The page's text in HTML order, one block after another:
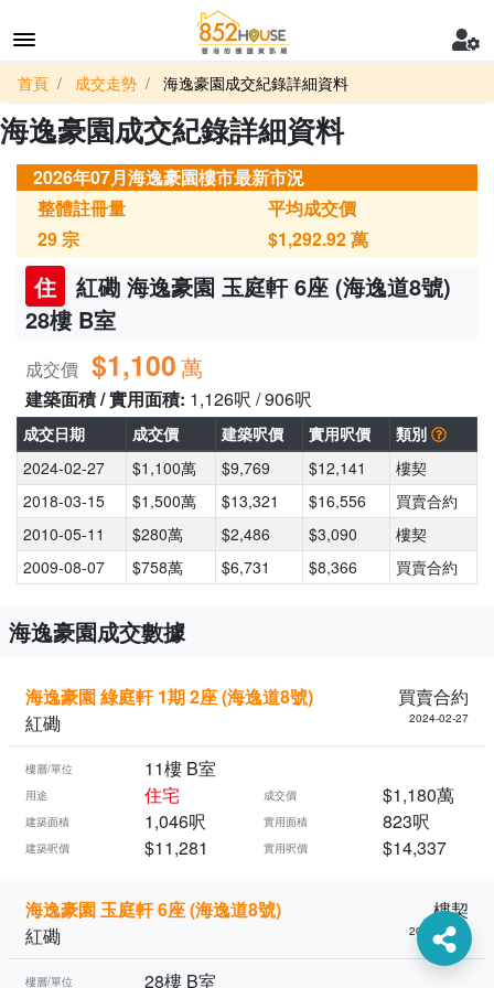
首頁 成交走勢 海逸豪園成交紀錄詳細資料
海逸豪園成交紀錄詳細資料
2026年07月海逸豪園樓市最新市況
整體註冊量
29宗
平均成交價
$1,292.92萬
住
紅磡 海逸豪園 玉庭軒 6座 (海逸道8號)
28樓 B室
成交價 $1,100萬
建築面積 / 實用面積: 1,126呎 / 906呎
成交日期 成交價 建築呎價 實用呎價
類別
2024-02-27
$1,100萬 $9,769 $12,141
樓契
2018-03-15
$1,500萬 $13,321 $16,556
買賣合約
2010-05-11
$280萬 $2,486 $3,090
樓契
2009-08-07
$758萬 $6,731 $8,366 買賣合約
海逸豪園成交數據
海逸豪園 綠庭軒 1期 2座 (海逸道8號)
買賣合約
紅磡
2024-02-27
樓層/單位 11樓 B室
用途 住宅 成交價 $1,180萬
建築面積 1,046呎 實用面積 823呎
建築呎價 $11,281 實用呎價 $14,337
海逸豪園 玉庭軒 6座 (海逸道8號)
樓契
紅磡
2024-02-27
樓層/單位 28樓 B室